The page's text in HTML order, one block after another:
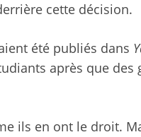
cette décision.
été publiés dans
après que des
ils en ont le droit.